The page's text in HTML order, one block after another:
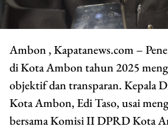
Ambon , Kapatanews.com –
di Kota Ambon tahun 2025
objektif dan transparan. Kepala
Kota Ambon, Edi Taso, usai
bersama Komisi II DPRD Kota